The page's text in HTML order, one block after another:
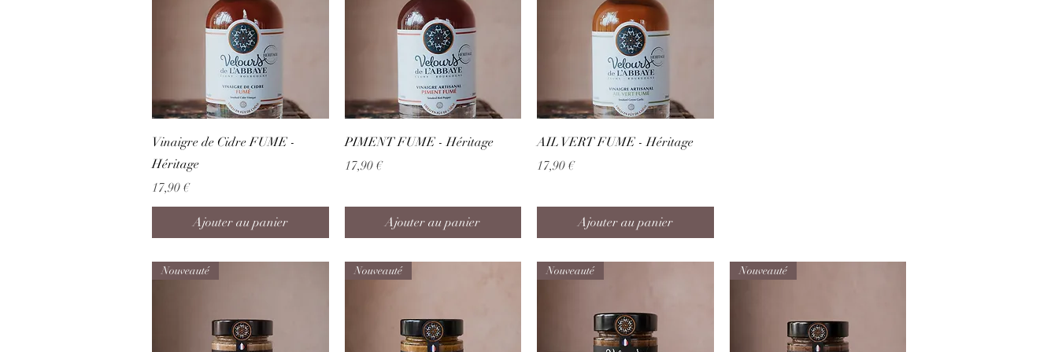
Aperçu rapide
Vinaigre de Cidre FUME -
Héritage
Prix
17,90 €
Ajouter au panier
Aperçu rapide
PIMENT FUME - Héritage
Prix
17,90 €
Ajouter au panier
Aperçu rapide
AIL VERT FUME - Héritage
Prix
17,90 €
Ajouter au panier
Nouveauté Nouveauté Nouveauté Nouveauté